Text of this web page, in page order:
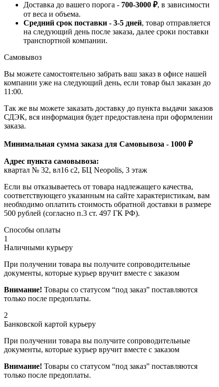
Доставка до вашего порога - 700-3000 ₽, в зависимости
от веса и объема.
Средний срок поставки - 3-5 дней, товар отправляется
на следующий день после заказа, далее сроки поставки
транспортной компании.
Самовывоз
Вы можете самостоятельно забрать ваш заказ в офисе нашей
компании уже на следующий день, если товар был заказан до
11:00.
Так же вы можете заказать доставку до пункта выдачи заказов
СДЭК, вся информация будет предоставлена при оформлении
заказа.
Минимальная сумма заказа для Самовывоза - 1000 ₽
Адрес пункта самовывоза:
квартал № 32, вл16 с2, БЦ Neopolis, 3 этаж
Если вы отказываетесь от товара надлежащего качества,
соответствующего указанным на сайте характеристикам, вам
необходимо оплатить стоимость обратной доставки в размере
500 рублей (согласно п.3 ст. 497 ГК РФ).
Способы оплаты
1
Наличными курьеру
При получении товара вы получите сопроводительные
документы, которые курьер вручит вместе с заказом
Внимание! Товары со статусом “под заказ” поставляются
только после предоплаты.
2
Банковской картой курьеру
При получении товара вы получите сопроводительные
документы, которые курьер вручит вместе с заказом
Внимание! Товары со статусом “под заказ” поставляются
только после предоплаты.